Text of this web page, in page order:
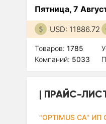
Пятница, 7
USD: 11886.72
Товаров: 1785
Компаний: 5033
ПРАЙС-
"OPTIMUS CA" ИП